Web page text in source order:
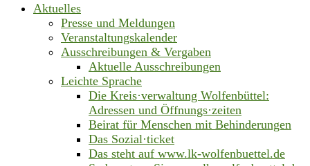
Aktuelles
Presse und Meldungen
Veranstaltungskalender
Ausschreibungen & Vergaben
Aktuelle Ausschreibungen
Leichte Sprache
Die Kreis·verwaltung Wolfenbüttel:
Adressen und Öffnungs·zeiten
Beirat für Menschen mit Behinderungen
Das Sozial·ticket
Das steht auf www.lk-wolfenbuettel.de